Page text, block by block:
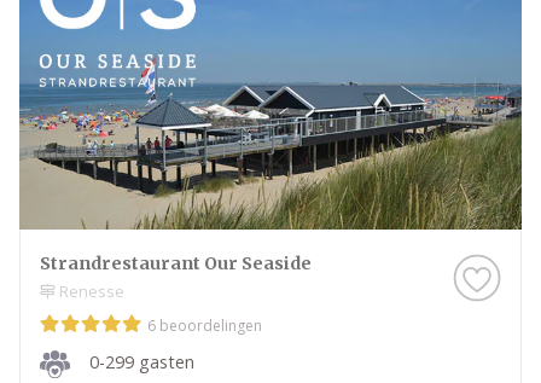
Strandrestaurant Our Seaside
Renesse
6 beoordelingen
0-299 gasten